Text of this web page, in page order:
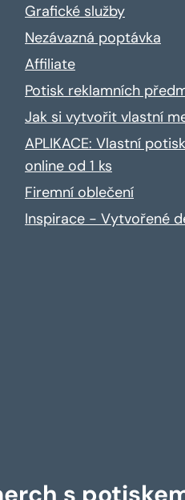
Grafické služby
Nezávazná poptávka
Affiliate
Potisk reklamních
Jak si vytvořit vlastní
APLIKACE: Vlastní potisk
online od 1 ks
Firemní oblečení
Inspirace - Vytvořené